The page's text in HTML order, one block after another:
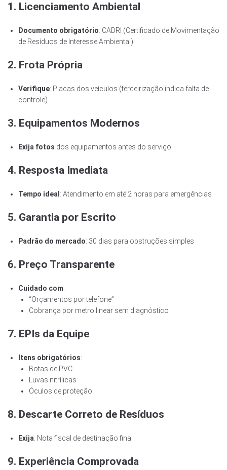
1. Licenciamento Ambiental
Documento obrigatório: CADRI (Certificado de Movimentação
de Resíduos de Interesse Ambiental)
2. Frota Própria
Verifique: Placas dos veículos (terceirização indica falta de
controle)
3. Equipamentos Modernos
Exija fotos dos equipamentos antes do serviço
4. Resposta Imediata
Tempo ideal : Atendimento em até 2 horas para emergências
5. Garantia por Escrito
Padrão do mercado: 30 dias para obstruções simples
6. Preço Transparente
Cuidado com:
“Orçamentos por telefone”
Cobrança por metro linear sem diagnóstico
7. EPIs da Equipe
Itens obrigatórios:
Botas de PVC
Luvas nitrílicas
Óculos de proteção
8. Descarte Correto de Resíduos
Exija: Nota fiscal de destinação final
9. Experiência Comprovada